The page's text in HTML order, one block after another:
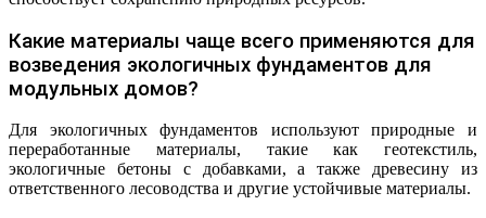
Какие материалы чаще всего применяются для
возведения экологичных фундаментов для
модульных домов?
Для экологичных фундаментов используют природные и
переработанные материалы, такие как геотекстиль,
экологичные бетоны с добавками, а также древесину из
ответственного лесоводства и другие устойчивые материалы.